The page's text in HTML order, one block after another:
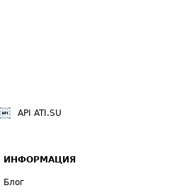
API ATI.SU
ИНФОРМАЦИЯ
Блог